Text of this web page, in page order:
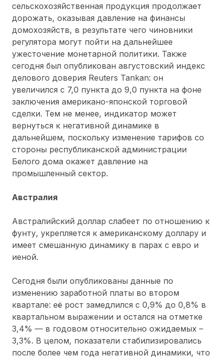
сельскохозяйственная продукция продолжает
дорожать, оказывая давление на финансы
домохозяйств, в результате чего чиновники
регулятора могут пойти на дальнейшее
ужесточение монетарной политики. Также
сегодня был опубликован августовский индекс
делового доверия Reuters Tankan: он
увеличился с 7,0 пункта до 9,0 пункта на фоне
заключения американо-японской торговой
сделки. Тем не менее, индикатор может
вернуться к негативной динамике в
дальнейшем, поскольку изменение тарифов со
стороны республиканской администрации
Белого дома окажет давление на
промышленный сектор.
Австралия
Австралийский доллар слабеет по отношению к
фунту, укрепляется к американскому доллару и
имеет смешанную динамику в парах с евро и
иеной.
Сегодня были опубликованы данные по
изменению заработной платы во втором
квартале: её рост замедлился с 0,9% до 0,8% в
квартальном выражении и остался на отметке
3,4% — в годовом относительно ожидаемых –
3,3%. В целом, показатели стабилизировались
после более чем года негативной динамики, что